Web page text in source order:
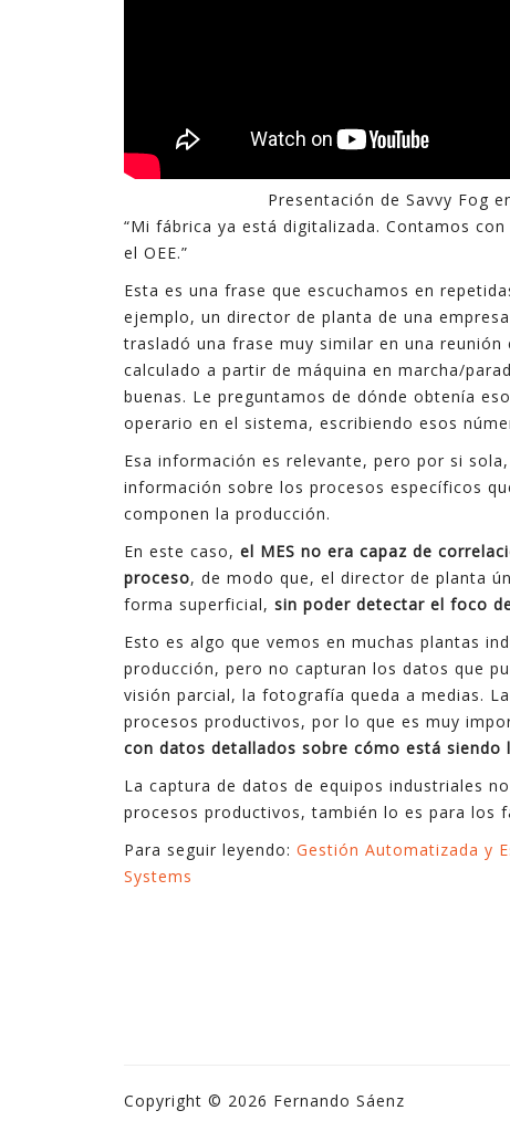
Presentación de Savvy Fog
“Mi fábrica ya está digitalizada. Contamos
el OEE.”
Esta es una frase que escuchamos en
ejemplo, un director de planta de una
trasladó una frase muy similar en una reunión
calculado a partir de máquina en marcha/
buenas. Le preguntamos de dónde obtenía
operario en el sistema, escribiendo esos
Esa información es relevante, pero por si
información sobre los procesos específicos
componen la producción.
En este caso, el MES no era capaz de
proceso, de modo que, el director de planta
forma superficial, sin poder detectar el foco
Esto es algo que vemos en muchas plantas
producción, pero no capturan los datos que
visión parcial, la fotografía queda a medias.
procesos productivos, por lo que es muy
con datos detallados sobre cómo está siendo
La captura de datos de equipos industriales
procesos productivos, también lo es para los
Para seguir leyendo: Gestión Automatizada y
Systems
Copyright © 2026 Fernando Sáenz